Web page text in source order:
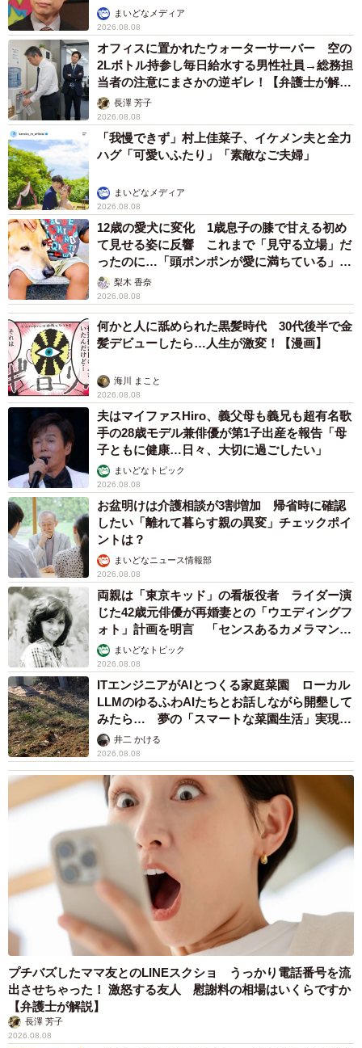
まいどなメディア
2026.08.08
オフィスに置かれたウォーターサーバー 空の
2Lボトル持参し毎日給水する男性社員→総務担
当者の注意にまさかの逆ギレ！【弁護士が解
説】長澤 芳子
2026.08.08
「我慢できず」村上佳菜子、イケメン夫と全力
ハグ「可愛いふたり」「素敵なご夫婦」
まいどなメディア
2026.08.08
12歳の愛犬に変化 1歳息子の膝で甘える初め
て見せる姿に反響 これまで「見守る立場」だ
ったのに…「頭ポンポンが愛に満ちている」
「尊…」
梨木 香奈
2026.08.08
何かと人に舐められた黒髪時代 30代後半で金
髪デビューしたら…人生が激変！【漫画】
海川 まこと
2026.08.08
夫はマイファスHiro、義父母も義兄も超有名歌
手の28歳モデル兼俳優が第1子出産を報告「母
子ともに健康…日々、大切に過ごしたい」
まいどなトピック
2026.08.08
お盆明けは介護相談が3割増加 帰省時に確認
したい「離れて暮らす親の異変」チェックポイ
ントは？
まいどなニュース情報部
2026.08.08
両親は「東京キッド」の看板役者 ライダー演
じた42歳元俳優が再婚妻との「ウエディングフ
ォト」計画を明言 「センスあるカメラマン求
む」まいどなトピック
2026.08.08
ITエンジニアがAIとつくる家庭菜園 ローカル
LLMのゆるふわAIたちとお話しながら開墾して
みたら… 夢の「スマートな菜園生活」実現な
るか井二 かける
2026.08.08
プチバズしたママ友とのLINEスクショ うっかり電話番号を流
出させちゃった！ 激怒する友人 慰謝料の相場はいくらですか
【弁護士が解説】
長澤 芳子
2026.08.08